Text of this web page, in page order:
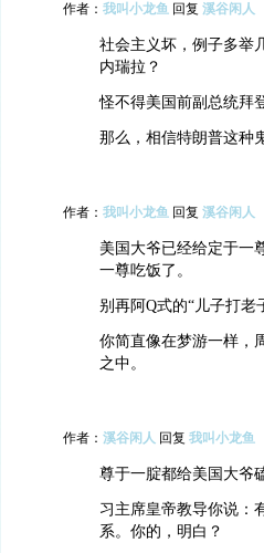
作者： 我叫小龙鱼 回复 溪谷闲人
社会主义坏，例子多举
内瑞拉？
怪不得美国前副总统拜
那么，相信特朗普这种
作者： 我叫小龙鱼 回复 溪谷闲人
美国大爷已经给定于一
一尊吃饭了。
别再阿Q式的“儿子打老
你简直像在梦游一样，
之中。
作者： 溪谷闲人 回复 我叫小龙鱼
尊于一腚都给美国大爷
习主席皇帝教导你说：
系。你的，明白？